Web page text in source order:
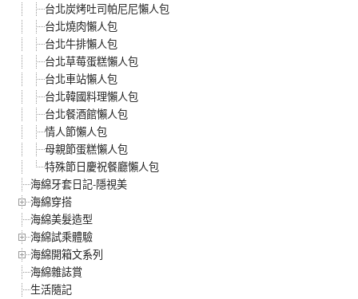
台北炭烤吐司帕尼尼懶人包
台北燒肉懶人包
台北牛排懶人包
台北草莓蛋糕懶人包
台北車站懶人包
台北韓國料理懶人包
台北餐酒館懶人包
情人節懶人包
母親節蛋糕懶人包
特殊節日慶祝餐廳懶人包
海綿牙套日記-隱視美
海綿穿搭
海綿美髮造型
海綿試乘體驗
海綿開箱文系列
海綿雜誌賞
生活隨記